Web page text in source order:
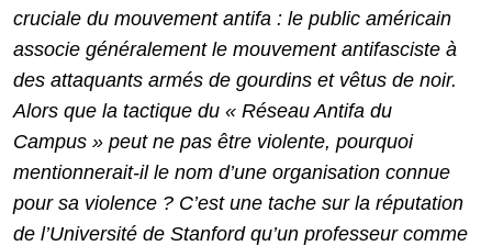
cruciale du mouvement antifa : le public américain
associe généralement le mouvement antifasciste à
des attaquants armés de gourdins et vêtus de noir.
Alors que la tactique du « Réseau Antifa du
Campus » peut ne pas être violente, pourquoi
mentionnerait-il le nom d’une organisation connue
pour sa violence ? C’est une tache sur la réputation
de l’Université de Stanford qu’un professeur comme